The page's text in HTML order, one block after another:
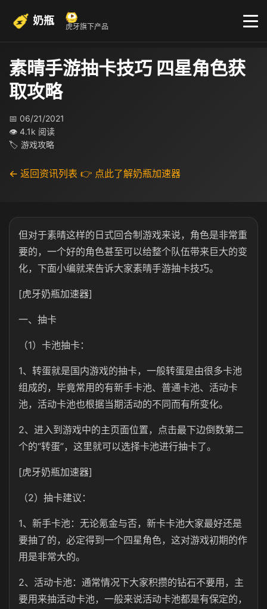
奶瓶 虎牙旗下产品
素晴手游抽卡技巧 四星角色获
取攻略
📅 06/21/2021
👁 4.1k 阅读
🏷 游戏攻略
← 返回资讯列表 👉 点此了解奶瓶加速器
但对于素晴这样的日式回合制游戏来说，角色是非常重
要的，一个好的角色甚至可以给整个队伍带来巨大的变
化，下面小编就来告诉大家素晴手游抽卡技巧。
[虎牙奶瓶加速器]
一、抽卡
（1）卡池抽卡：
1、转蛋就是国内游戏的抽卡，一般转蛋是由很多卡池
组成的，毕竟常用的有新手卡池、普通卡池、活动卡
池，活动卡池也根据当期活动的不同而有所变化。
2、进入到游戏中的主页面位置，点击最下边倒数第二
个的“转蛋”，这里就可以选择卡池进行抽卡了。
[虎牙奶瓶加速器]
（2）抽卡建议：
1、新手卡池：无论氪金与否，新卡卡池大家最好还是
要抽了的，必定得到一个四星角色，这对游戏初期的作
用是非常大的。
2、活动卡池：通常情况下大家积攒的钻石不要用，主
要用来抽活动卡池，一般来说活动卡池都是有保定的，